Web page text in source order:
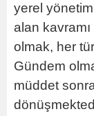
yerel
alan
olmak, her
Gündem
müddet